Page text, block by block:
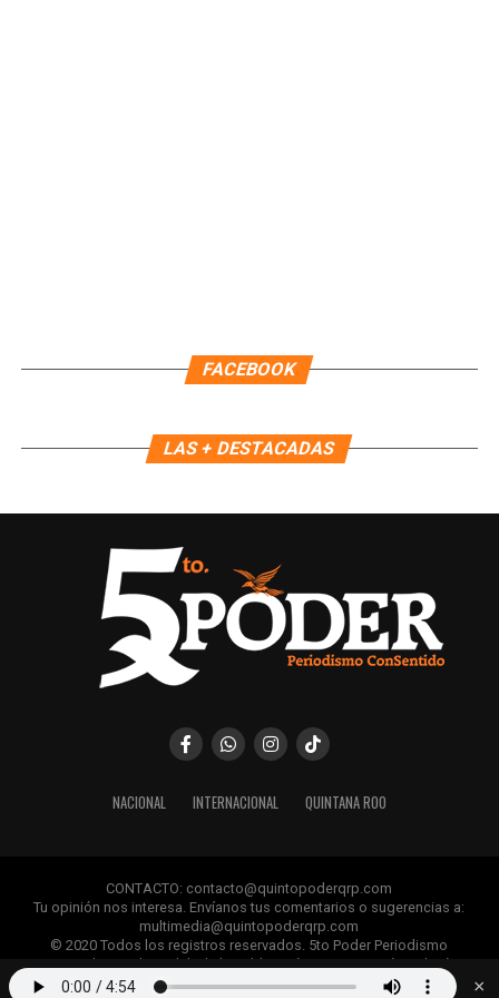
Recibe las noticias al instante
Únete al canal oficial de WhatsApp de
Quinto Poder
en tu teléfono.
Unirme al canal de WhatsApp
FACEBOOK
LAS + DESTACADAS
NACIONAL INTERNACIONAL QUINTANA ROO
CONTACTO: contacto@quintopoderqrp.com
Tu opinión nos interesa. Envíanos tus comentarios o sugerencias a:
multimedia@quintopoderqrp.com
© 2020 Todos los registros reservados. 5to Poder Periodismo
ConSentido Queda prohibida la publicación, retransmisión, edición y
cualquier uso de los contenidos sin permiso previo.
×